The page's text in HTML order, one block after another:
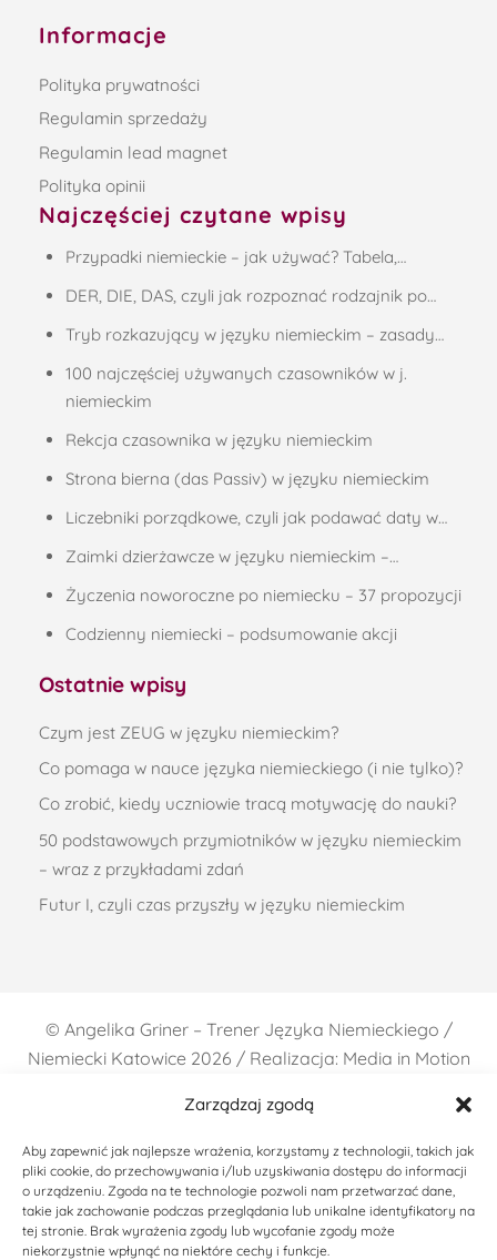
Zarządzaj zgodą
Aby zapewnić jak najlepsze wrażenia, korzystamy z technologii, takich jak
pliki cookie, do przechowywania i/lub uzyskiwania dostępu do informacji
o urządzeniu. Zgoda na te technologie pozwoli nam przetwarzać dane,
takie jak zachowanie podczas przeglądania lub unikalne identyfikatory na
tej stronie. Brak wyrażenia zgody lub wycofanie zgody może
niekorzystnie wpłynąć na niektóre cechy i funkcje.
Informacje
Polityka prywatności
Regulamin sprzedaży
Regulamin lead magnet
Polityka opinii
Najczęściej czytane wpisy
Przypadki niemieckie – jak używać? Tabela,…
DER, DIE, DAS, czyli jak rozpoznać rodzajnik po…
Tryb rozkazujący w języku niemieckim – zasady…
100 najczęściej używanych czasowników w j.
niemieckim
Rekcja czasownika w języku niemieckim
Strona bierna (das Passiv) w języku niemieckim
Liczebniki porządkowe, czyli jak podawać daty w…
Zaimki dzierżawcze w języku niemieckim –…
Życzenia noworoczne po niemiecku – 37 propozycji
Codzienny niemiecki – podsumowanie akcji
Ostatnie wpisy
Czym jest ZEUG w języku niemieckim?
Co pomaga w nauce języka niemieckiego (i nie tylko)?
Co zrobić, kiedy uczniowie tracą motywację do nauki?
50 podstawowych przymiotników w języku niemieckim
– wraz z przykładami zdań
Futur I, czyli czas przyszły w języku niemieckim
© Angelika Griner – Trener Języka Niemieckiego /
Niemiecki Katowice2026 / Realizacja: Media in Motion